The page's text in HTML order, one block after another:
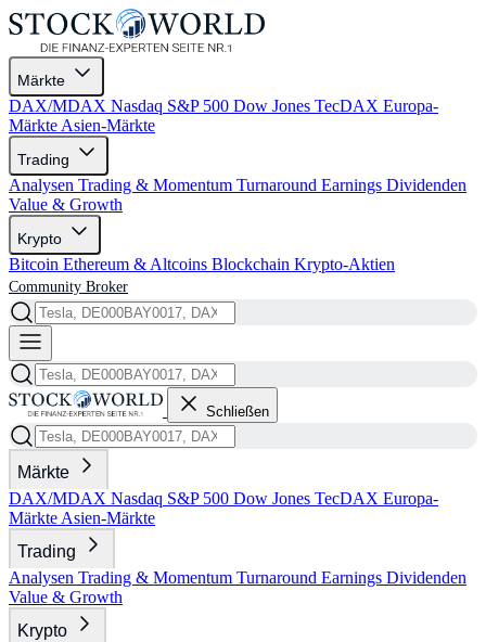
Märkte
DAX/MDAX Nasdaq S&P 500 Dow Jones TecDAX Europa-
Märkte Asien-Märkte
Trading
Analysen Trading & Momentum Turnaround Earnings Dividenden
Value & Growth
Krypto
Bitcoin Ethereum & Altcoins Blockchain Krypto-Aktien
Community Broker
Schließen
Märkte
DAX/MDAX Nasdaq S&P 500 Dow Jones TecDAX Europa-
Märkte Asien-Märkte
Trading
Analysen Trading & Momentum Turnaround Earnings Dividenden
Value & Growth
Krypto